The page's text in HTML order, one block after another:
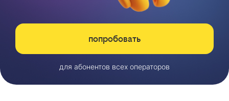
попробовать
для абонентов всех операторов